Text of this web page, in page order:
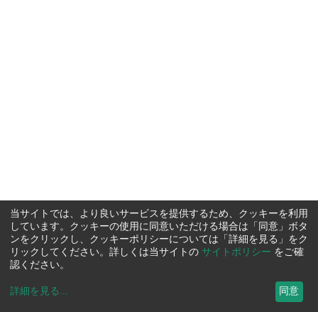
当サイトでは、より良いサービスを提供するため、クッキーを利用
しています。クッキーの使用に同意いただける場合は「同意」ボタ
ンをクリックし、クッキーポリシーについては「詳細を見る」をク
リックしてください。詳しくは当サイトの サイトポリシー をご確
認ください。
詳細を見る ... 同意